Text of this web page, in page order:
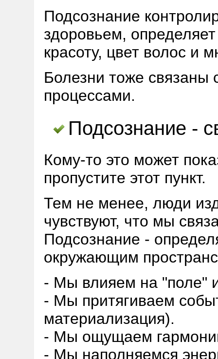
Подсознание
здоровьем,
красоту, цвет волос и
Болезни тоже связаны
процессами.
Подсознание -
Кому-то это может
пропустите этот пункт.
Тем не менее, люди
чувствуют, что мы
Подсознание -
окружающим
- Мы влияем на "поле"
- Мы притягиваем
материализация).
- Мы ощущаем
- Мы наполняемся